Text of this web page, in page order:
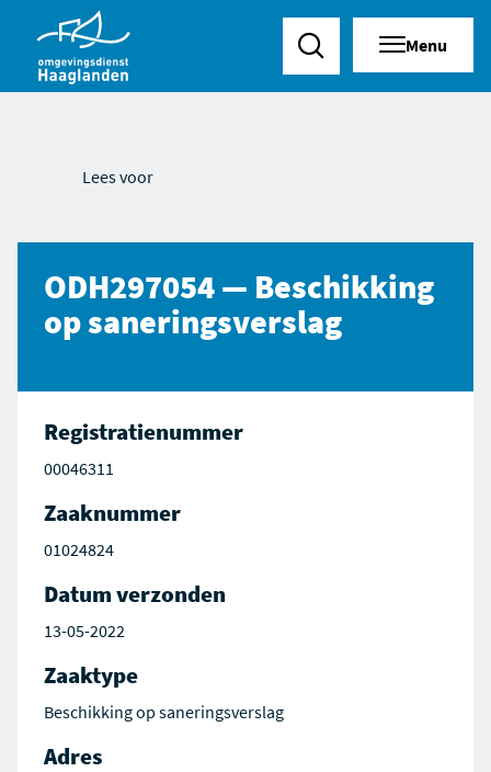
Zoeken Menu
Lees voor
ODH297054 — Beschikking
op saneringsverslag
Registratienummer
00046311
Zaaknummer
01024824
Datum verzonden
13-05-2022
Zaaktype
Beschikking op saneringsverslag
Adres